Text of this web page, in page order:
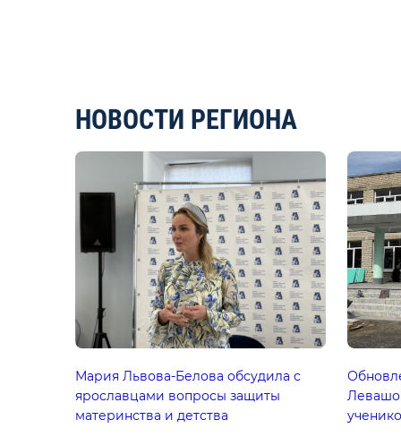
НОВОСТИ РЕГИОНА
Мария Львова-Белова обсудила с
ярославцами вопросы защиты
материнства и детства